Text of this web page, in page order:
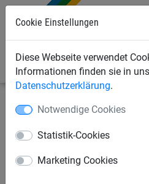
Cookie Einstellungen
Diese Webseite verwendet
Informationen finden sie in
Datenschutzerklärung.
Notwendige Cookies
Statistik-Cookies
Marketing Cookies
Sportnetze Seile, Taue &
Schwungseil
lang